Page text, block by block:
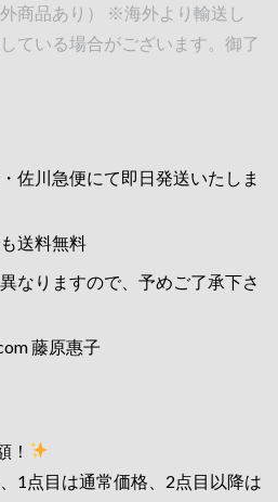
商品あり） ※海外より輸送し
ている場合がございます。御了
佐川急便にて即日発送いたしま
送料無料
なりますので、予めご了承下さ
藤原惠子
！
1点目は通常価格、2点目以降は